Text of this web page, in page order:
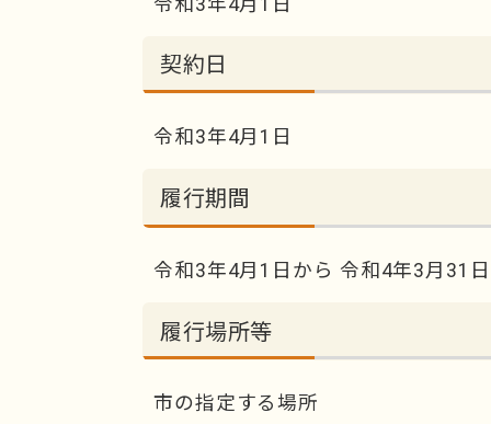
契約日
令和3年4月1日
履行期間
令和3年4月1日から 令和4年3月31
履行場所等
市の指定する場所